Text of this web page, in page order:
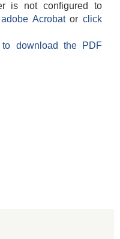
is not configured to
adobe Acrobatorclick
download the PDF